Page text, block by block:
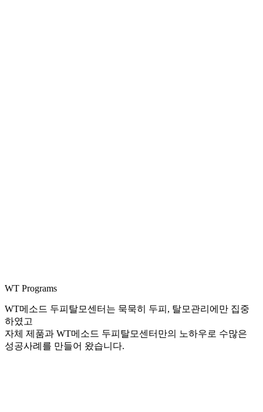
WT Programs
WT메소드 두피탈모센터는 묵묵히 두피, 탈모관리에만 집중
하였고
자체 제품과 WT메소드 두피탈모센터만의 노하우로 수많은
성공사례를 만들어 왔습니다.